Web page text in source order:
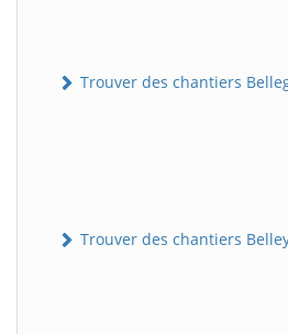
Trouver des chantiers
Trouver des chantiers